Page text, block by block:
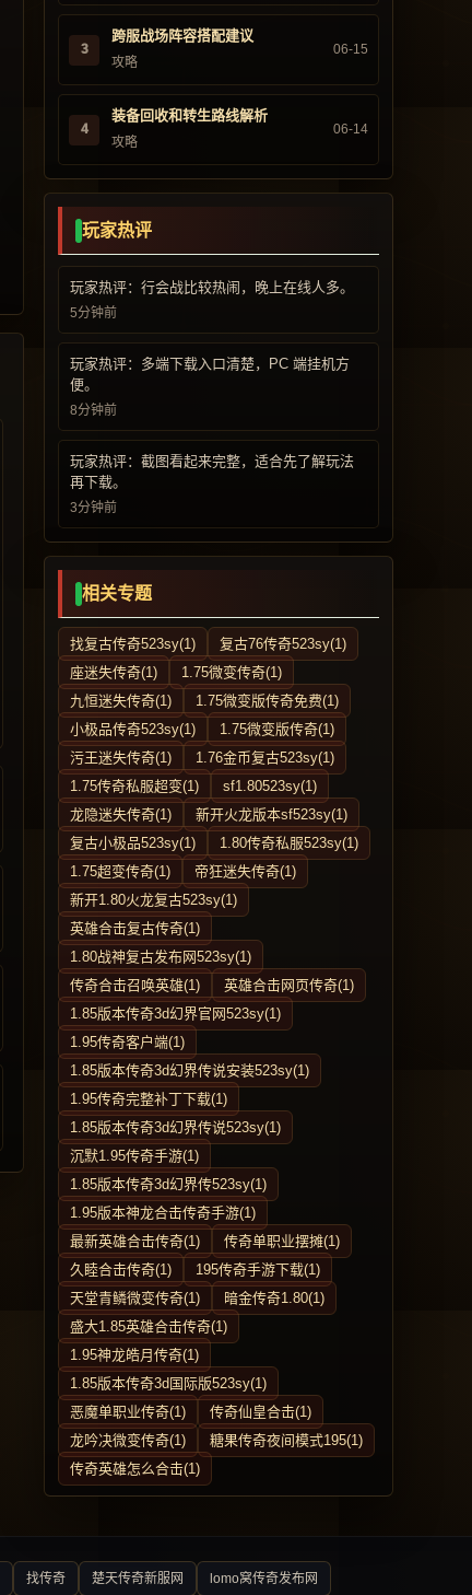
3
跨服战场阵容搭配建议
攻略
06-15
4
装备回收和转生路线解析
攻略
06-14
玩家热评
玩家热评：行会战比较热闹，晚上在线人多。
5分钟前
玩家热评：多端下载入口清楚，PC 端挂机方
便。
8分钟前
玩家热评：截图看起来完整，适合先了解玩法
再下载。
3分钟前
相关专题
找复古传奇523sy(1)
复古76传奇523sy(1)
座迷失传奇(1)
1.75微变传奇(1)
九恒迷失传奇(1)
1.75微变版传奇免费(1)
小极品传奇523sy(1)
1.75微变版传奇(1)
污王迷失传奇(1)
1.76金币复古523sy(1)
1.75传奇私服超变(1)
sf1.80523sy(1)
龙隐迷失传奇(1)
新开火龙版本sf523sy(1)
复古小极品523sy(1)
1.80传奇私服523sy(1)
1.75超变传奇(1)
帝狂迷失传奇(1)
新开1.80火龙复古523sy(1)
英雄合击复古传奇(1)
1.80战神复古发布网523sy(1)
传奇合击召唤英雄(1)
英雄合击网页传奇(1)
1.85版本传奇3d幻界官网523sy(1)
1.95传奇客户端(1)
1.85版本传奇3d幻界传说安装523sy(1)
1.95传奇完整补丁下载(1)
1.85版本传奇3d幻界传说523sy(1)
沉默1.95传奇手游(1)
1.85版本传奇3d幻界传523sy(1)
1.95版本神龙合击传奇手游(1)
最新英雄合击传奇(1)
传奇单职业摆摊(1)
久睦合击传奇(1)
195传奇手游下载(1)
天堂青鳞微变传奇(1)
暗金传奇1.80(1)
盛大1.85英雄合击传奇(1)
1.95神龙皓月传奇(1)
1.85版本传奇3d国际版523sy(1)
恶魔单职业传奇(1)
传奇仙皇合击(1)
龙吟决微变传奇(1)
糖果传奇夜间模式195(1)
传奇英雄怎么合击(1)
找传奇 楚天传奇新服网 lomo窝传奇发布网